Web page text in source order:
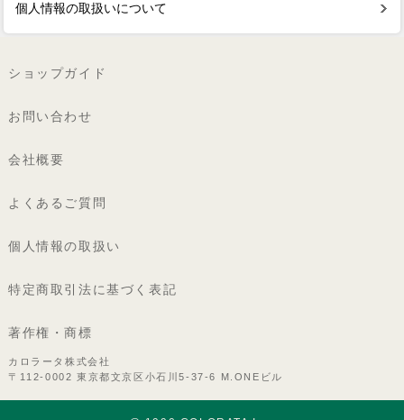
個人情報の取扱いについて
ショップガイド
お問い合わせ
会社概要
よくあるご質問
個人情報の取扱い
特定商取引法に基づく表記
著作権・商標
カロラータ株式会社
〒112-0002 東京都文京区小石川5-37-6 M.ONEビル